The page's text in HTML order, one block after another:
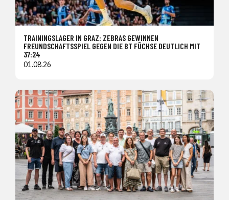
TRAININGSLAGER IN GRAZ: ZEBRAS GEWINNEN
FREUNDSCHAFTSSPIEL GEGEN DIE BT FÜCHSE DEUTLICH MIT
37:24
01.08.26